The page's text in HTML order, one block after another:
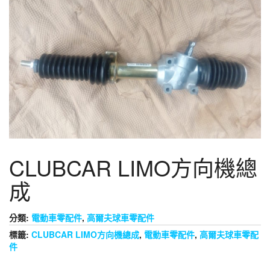
CLUBCAR LIMO方向機總
成
分類: 電動車零配件, 高爾夫球車零配件
標籤: CLUBCAR LIMO方向機總成, 電動車零配件, 高爾夫球車零配
件